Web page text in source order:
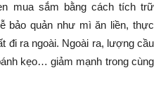
mua sắm bằng cách tích trữ
bảo quản như mì ăn liền, thực
đi ra ngoài. Ngoài ra, lượng cầu
kẹo… giảm mạnh trong cùng